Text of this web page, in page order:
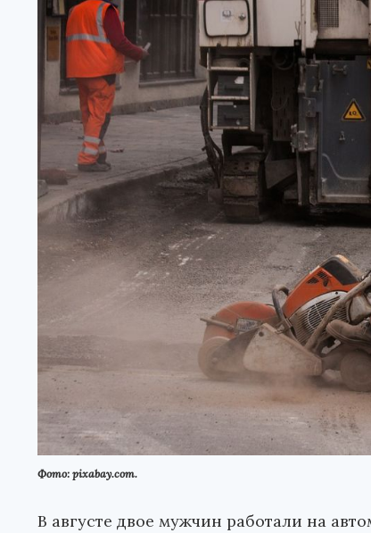
Фото: pixabay.com.
В августе двое мужчин работали на